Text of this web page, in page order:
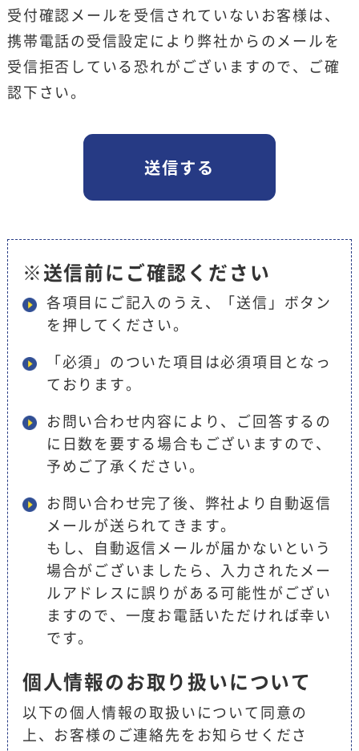
受付確認メールを受信されていないお客様は、
携帯電話の受信設定により弊社からのメールを
受信拒否している恐れがございますので、ご確
認下さい。
※送信前にご確認ください
各項目にご記入のうえ、「送信」ボタン
を押してください。
「必須」のついた項目は必須項目となっ
ております。
お問い合わせ内容により、ご回答するの
に日数を要する場合もございますので、
予めご了承ください。
お問い合わせ完了後、弊社より自動返信
メールが送られてきます。
もし、自動返信メールが届かないという
場合がございましたら、入力されたメー
ルアドレスに誤りがある可能性がござい
ますので、一度お電話いただければ幸い
です。
個人情報のお取り扱いについて
以下の個人情報の取扱いについて同意の
上、お客様のご連絡先をお知らせくださ